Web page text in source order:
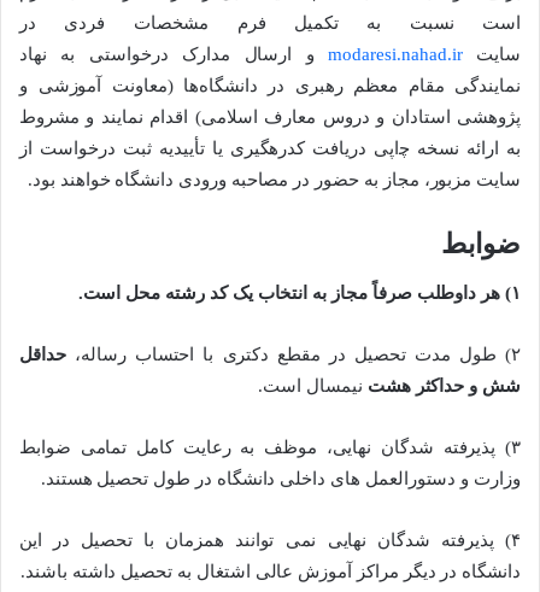
است نسبت به تکمیل فرم مشخصات فردی در
سایتmodaresi.nahad.irو ارسال مدارک درخواستی به نهاد
نمایندگی مقام معظم رهبری در دانشگاه‌ها (معاونت آموزشی و
پژوهشی استادان و دروس معارف اسلامی) اقدام نمایند و مشروط
به ارائه نسخه ﭼاپی دریافت کدرهگیری یا تأییدیه ثبت درخواست از
سایت مزبور، مجاز به حضور در مصاحبه ورودی دانشگاه خواهند بود.
ضوابط
۱) هر داوطلب صرفاً مجاز به انتخاب یک کد رشته محل است.
۲) طول مدت تحصیل در مقطع دکتری با احتساب رساله،
حداقل
شش و حداکثر هشت نیمسال است.
۳) پذیرفته شدگان نهایی، موظف به رعایت کامل تمامی ضوابط
وزارت و دستورالعمل های داخلی دانشگاه در طول تحصیل هستند.
۴) پذیرفته شدگان نهایی نمی توانند همزمان با تحصیل در این
دانشگاه در دیگر مراکز آموزش عالی اشتغال به تحصیل داشته باشند.